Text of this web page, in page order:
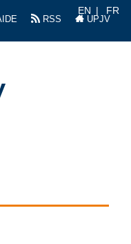
RSS UPJV
EN FR